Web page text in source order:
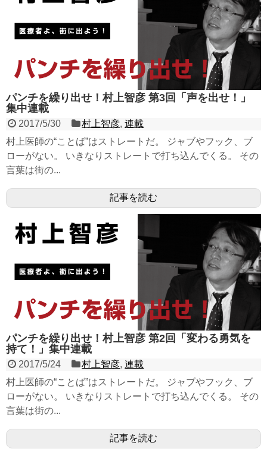
パンチを繰り出せ！村上智彦 第3回「声を出せ！」
集中連載
2017/5/30 村上智彦,連載
村上医師の“ことば”はストレートだ。 ジャブやフック、ブ
ローがない。 いきなりストレートで打ち込んでくる。 その
言葉は街の...
記事を読む
パンチを繰り出せ！村上智彦 第2回「変わる勇気を
持て！」集中連載
2017/5/24 村上智彦,連載
村上医師の“ことば”はストレートだ。 ジャブやフック、ブ
ローがない。 いきなりストレートで打ち込んでくる。 その
言葉は街の...
記事を読む